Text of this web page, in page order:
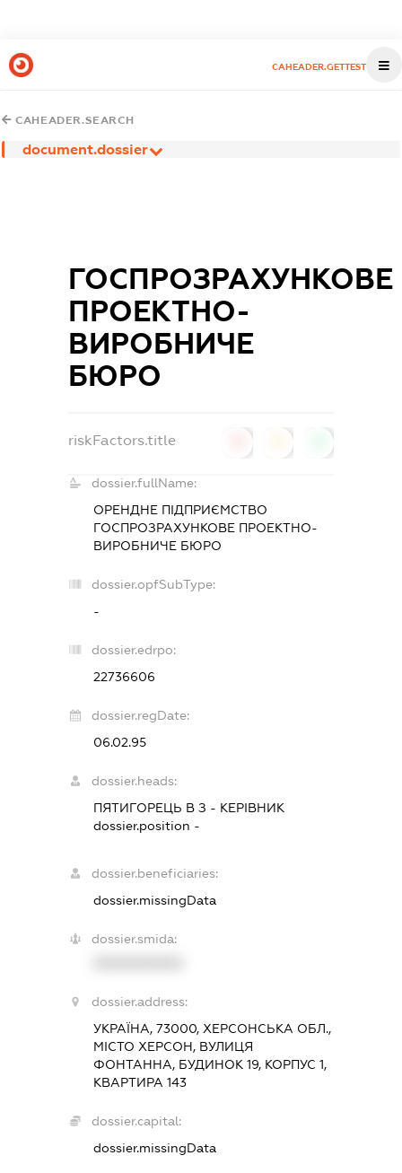
CAHEADER.GETTEST
CAHEADER.SEARCH
document.dossier
ГОСПРОЗРАХУНКОВЕ
ПРОЕКТНО-
ВИРОБНИЧЕ
БЮРО
riskFactors.title
dossier.fullName:
ОРЕНДНЕ ПІДПРИЄМСТВО
ГОСПРОЗРАХУНКОВЕ ПРОЕКТНО-
ВИРОБНИЧЕ БЮРО
dossier.opfSubType:
-
dossier.edrpo:
22736606
dossier.regDate:
06.02.95
dossier.heads:
ПЯТИГОРЕЦЬ В З - КЕРІВНИК
dossier.position -
dossier.beneficiaries:
dossier.missingData
dossier.smida:
dossier.address:
УКРАЇНА, 73000, ХЕРСОНСЬКА ОБЛ.,
МІСТО ХЕРСОН, ВУЛИЦЯ
ФОНТАННА, БУДИНОК 19, КОРПУС 1,
КВАРТИРА 143
dossier.capital:
dossier.missingData